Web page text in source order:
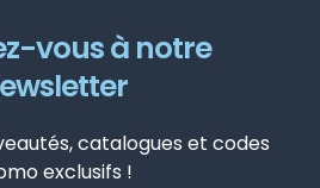
vous à notre
catalogues et codes
exclusifs !